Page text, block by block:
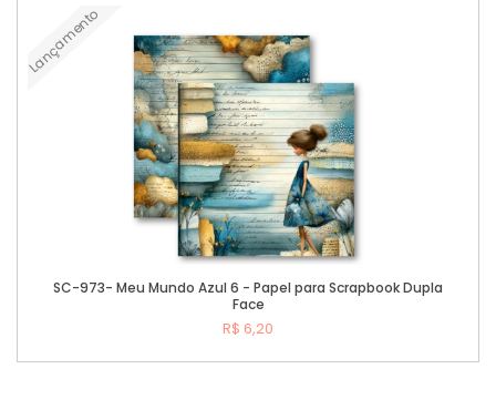
Lançamento
SC-973- Meu Mundo Azul 6 - Papel para Scrapbook Dupla
Face
R$ 6,20